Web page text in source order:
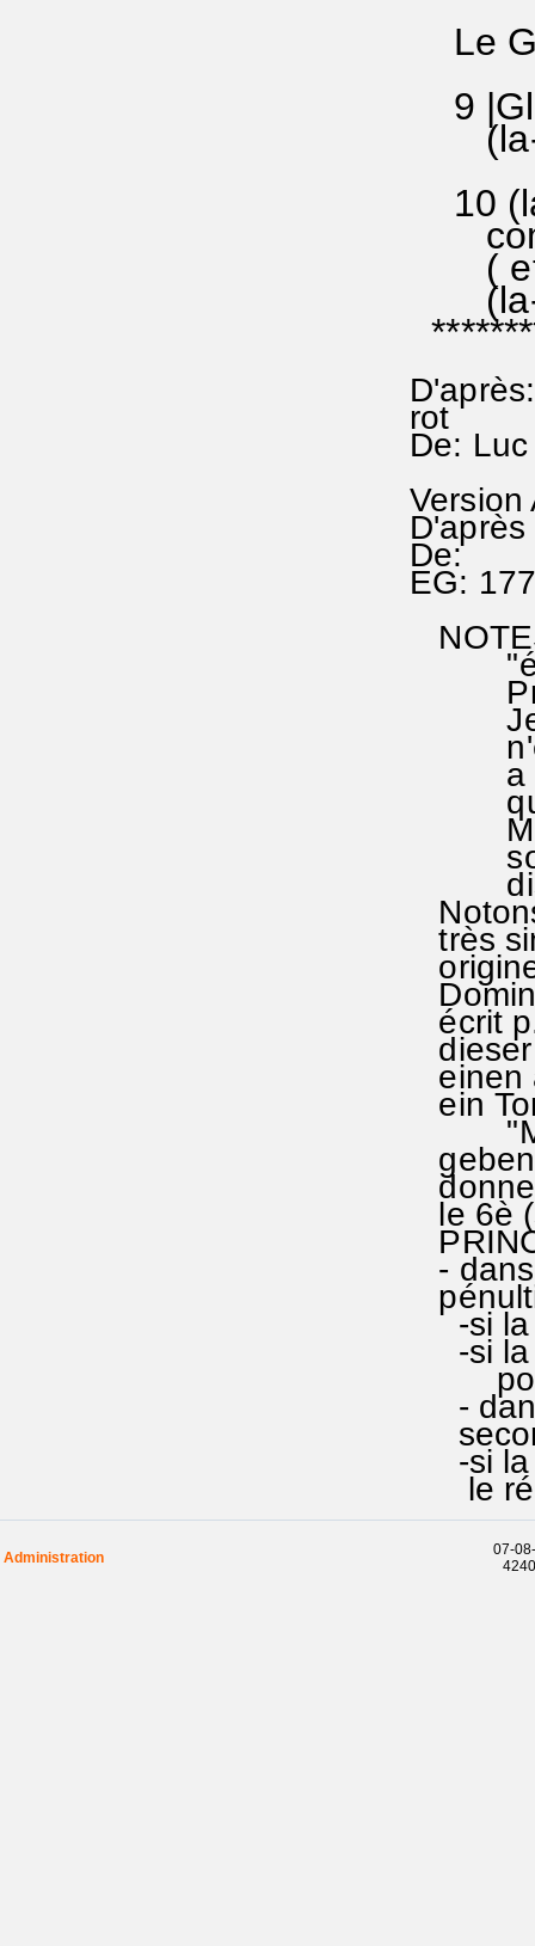
Le
9
(la-
10
( et -
(la-
rot
De:
Version
De:
EG:
Je
n'est
a pris
qui
son
très
écrit
dieser
einen
ein
"Man
geben
donne
le 6è
- dans
-si la
-si la
pour
-
-si la
le ré
Administration
07-